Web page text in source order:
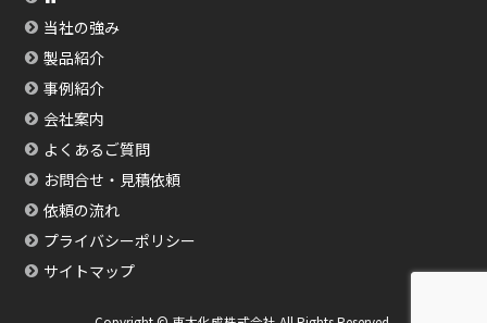
当社の強み
製品紹介
事例紹介
会社案内
よくあるご質問
お問合せ・見積依頼
依頼の流れ
プライバシーポリシー
サイトマップ